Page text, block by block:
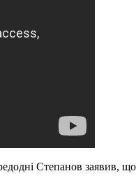
Степанов заявив,